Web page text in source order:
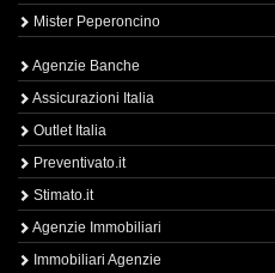
Mister Peperoncino
Agenzie Banche
Assicurazioni Italia
Outlet Italia
Preventivato.it
Stimato.it
Agenzie Immobiliari
Immobiliari Agenzie